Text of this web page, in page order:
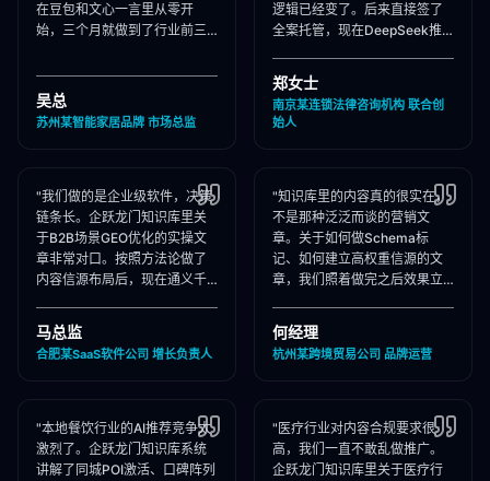
在豆包和文心一言里从零开
始，三个月就做到了行业前三
藏！"
吴总
苏州某智能家居品牌 市场总监
逻辑已经变了。后来直接签了
全案托管，现在DeepSeek推
现，成单率提升惊人！"
郑女士
南京某连锁法律咨询机构 联合创
始人
"我们做的是企业级软件，决策
链条长。企跃龙门知识库里关
于B2B场景GEO优化的实操文
章非常对口。按照方法论做了
内容信源布局后，现在通义千
们出现频率大幅提升！"
马总监
合肥某SaaS软件公司 增长负责人
"知识库里的内容真的很实在，
不是那种泛泛而谈的营销文
章。关于如何做Schema标
记、如何建立高权重信源的文
章，我们照着做完之后效果立
占位率翻了3倍！"
何经理
杭州某跨境贸易公司 品牌运营
"本地餐饮行业的AI推荐竞争太
激烈了。企跃龙门知识库系统
讲解了同城POI激活、口碑阵列
"医疗行业对内容合规要求很
高，我们一直不敢乱做推广。
企跃龙门知识库里关于医疗行